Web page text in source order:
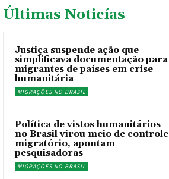
Últimas Noticías
Justiça suspende ação que
simplificava documentação para
migrantes de países em crise
humanitária
MIGRAÇÕES NO BRASIL
Política de vistos humanitários
no Brasil virou meio de controle
migratório, apontam
pesquisadoras
MIGRAÇÕES NO BRASIL